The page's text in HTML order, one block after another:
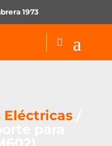
1973
Eléctricas/